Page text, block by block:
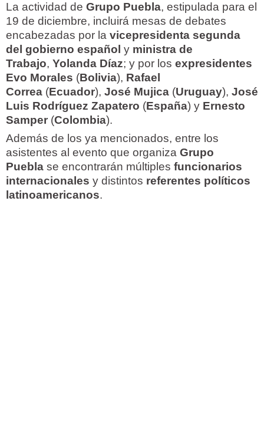
La actividad de Grupo Puebla, estipulada para el
19 de diciembre, incluirá mesas de debates
encabezadas por la vicepresidenta segunda
del gobierno español y ministra de
Trabajo, Yolanda Díaz; y por los expresidentes
Evo Morales (Bolivia), Rafael
Correa (Ecuador), José Mujica (Uruguay), José
Luis Rodríguez Zapatero (España) y Ernesto
Samper (Colombia).
Además de los ya mencionados, entre los
asistentes al evento que organiza Grupo
Puebla se encontrarán múltiples funcionarios
internacionales y distintos referentes políticos
latinoamericanos.